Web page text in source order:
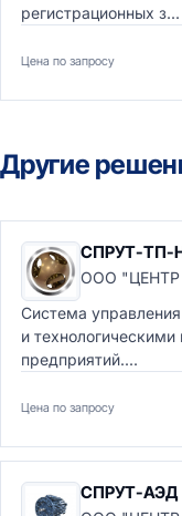
регистрационных з...
Цена по запросу
Другие
СПРУТ-ТП-
ООО "ЦЕНТР
Система
и
предприятий....
Цена по запросу
СПРУТ-АЭД